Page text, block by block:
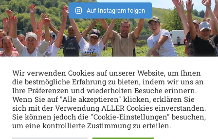
Auf Instagram folgen
Wir verwenden Cookies auf unserer Website, um Ihnen
die bestmögliche Erfahrung zu bieten, indem wir uns an
Ihre Präferenzen und wiederholten Besuche erinnern.
Wenn Sie auf "Alle akzeptieren" klicken, erklären Sie
sich mit der Verwendung ALLER Cookies einverstanden.
Sie können jedoch die "Cookie-Einstellungen" besuchen,
um eine kontrollierte Zustimmung zu erteilen.